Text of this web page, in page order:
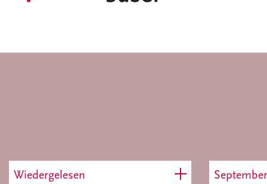
Wiedergelesen September